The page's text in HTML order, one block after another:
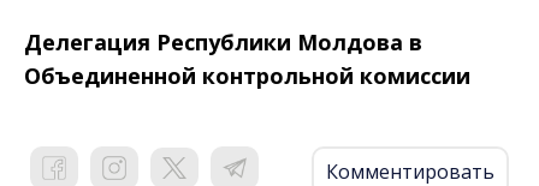
Делегация Республики Молдова в
Объединенной контрольной комиссии
Комментировать